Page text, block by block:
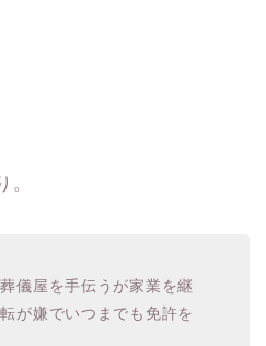
。
儀屋を手伝うが家業を継
が嫌でいつまでも免許を